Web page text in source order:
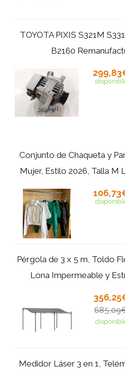
TOYOTA PIXIS S321M
B2160
Conjunto de Chaqueta y
Mujer, Estilo 2026, Talla M
Pérgola de 3 x 5 m, Toldo
Lona Impermeable y
Medidor Láser 3 en 1,